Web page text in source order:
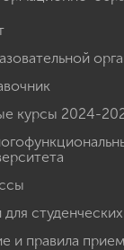
курсы 2024-
и правила